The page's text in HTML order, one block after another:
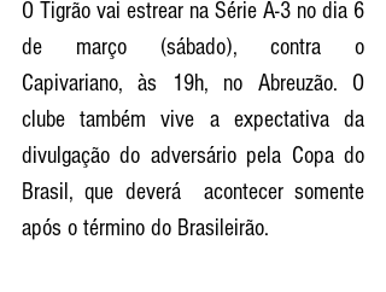
O Tigrão vai estrear na Série A-3 no dia 6
de março (sábado), contra o
Capivariano, às 19h, no Abreuzão. O
clube também vive a expectativa da
divulgação do adversário pela Copa do
Brasil, que deverá  acontecer somente
após o término do Brasileirão.